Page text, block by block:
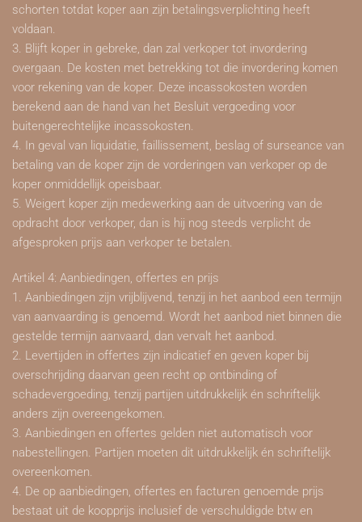
schorten totdat koper aan zijn betalingsverplichting heeft
voldaan.
3. Blijft koper in gebreke, dan zal verkoper tot invordering
overgaan. De kosten met betrekking tot die invordering komen
voor rekening van de koper. Deze incassokosten worden
berekend aan de hand van het Besluit vergoeding voor
buitengerechtelijke incassokosten.
4. In geval van liquidatie, faillissement, beslag of surseance van
betaling van de koper zijn de vorderingen van verkoper op de
koper onmiddellijk opeisbaar.
5. Weigert koper zijn medewerking aan de uitvoering van de
opdracht door verkoper, dan is hij nog steeds verplicht de
afgesproken prijs aan verkoper te betalen.
Artikel 4: Aanbiedingen, offertes en prijs
1. Aanbiedingen zijn vrijblijvend, tenzij in het aanbod een termijn
van aanvaarding is genoemd. Wordt het aanbod niet binnen die
gestelde termijn aanvaard, dan vervalt het aanbod.
2. Levertijden in offertes zijn indicatief en geven koper bij
overschrijding daarvan geen recht op ontbinding of
schadevergoeding, tenzij partijen uitdrukkelijk én schriftelijk
anders zijn overeengekomen.
3. Aanbiedingen en offertes gelden niet automatisch voor
nabestellingen. Partijen moeten dit uitdrukkelijk én schriftelijk
overeenkomen.
4. De op aanbiedingen, offertes en facturen genoemde prijs
bestaat uit de koopprijs inclusief de verschuldigde btw en